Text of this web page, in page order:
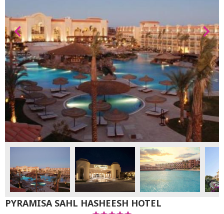
PYRAMISA SAHL HASHEESH HOTEL